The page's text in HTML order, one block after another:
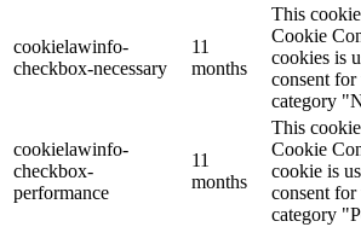
cookielawinfo-
checkbox-necessary
11
months
This
Cookie
cookies is
consent
category
cookielawinfo-
checkbox-
performance
11
months
This
Cookie
cookie is
consent
category